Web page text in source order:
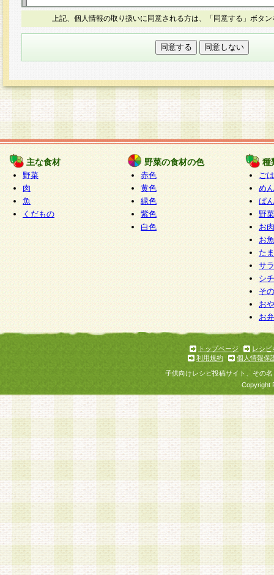
○本人が容易に認識できない方法による個人情報
本フォームでは、セッション管理のためCookie
○個人情報の第三者提供について
力いただく個人情報は第三者に提供しません。
○個人情報の委託について
個人情報の取り扱いを外部に委託する場合は、
情報管理基準を満たす企業を選定して委託を行
が行われるよう監督します。
○開示対象個人情報の開示等および問い合わせ窓口
本人からの求めにより、当社が本件により取得
報の利用目的の通知・開示・内容の訂正・追加
停止・消去及び第三者への提供の禁止（以下、
といいます。）に応じます。
開示等に応じる窓口は以下になります。
ぱくすく食堂個人情報お客様相談窓口 paku-
m
個人情報を与えることは任意ですが、個人情報
意をいただけない場合には、当社のサービスの
お問い合わせ・ご相談への対応ができない場合
上記、個人情報の取り扱いに同意される方は、「同意する」ボタ
主な食材
野菜
肉
魚
くだもの
野菜の食材の色
赤色
黄色
緑色
紫色
白色
種
ご
めん
ぱん
野
お
お
た
サ
シ
そ
お
お
トップページ
レシピ
利用規約
個人情報保
子供向けレシピ投稿サイト、その
Copyright